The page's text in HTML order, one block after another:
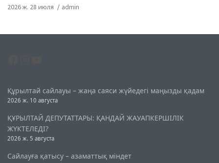
2026 ж. 28 июля admin
Құрылтай сайлауы – жаңа саяси жүйедегі маңызды қадам
2026 ж. 10 августа
ҚҰРЫЛТАЙ ДЕПУТАТТАРЫ: ҚАНДАЙ ЖАУАПКЕРШІЛІК
ЖҮКТЕЛЕДІ?
2026 ж. 5 августа
Сайлауға қатысу – азаматтық міндет